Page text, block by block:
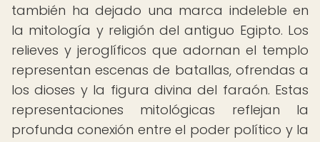
también ha dejado una marca indeleble en
la mitología y religión del antiguo Egipto. Los
relieves y jeroglíficos que adornan el templo
representan escenas de batallas, ofrendas a
los dioses y la figura divina del faraón. Estas
representaciones mitológicas reflejan la
profunda conexión entre el poder político y la